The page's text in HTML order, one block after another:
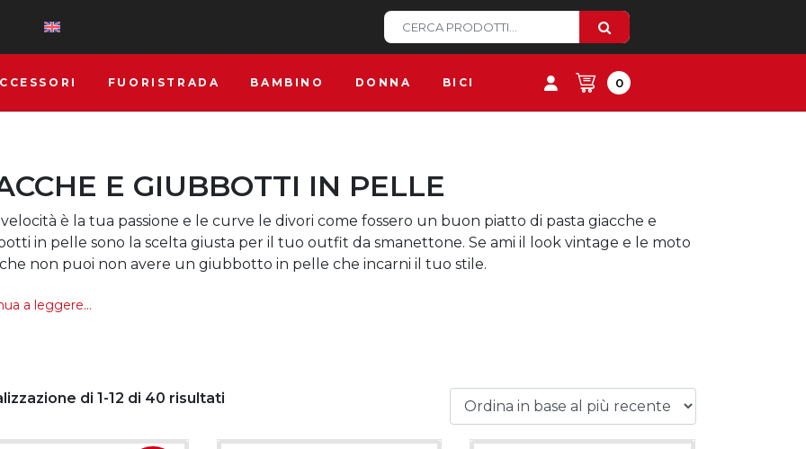
FUORISTRADA BAMBINO DONNA BICI 0
E GIUBBOTTI IN PELLE
velocità è la tua passione e le curve le divori come fossero un buon piatto di pasta giacche e
in pelle sono la scelta giusta per il tuo outfit da smanettone. Se ami il look vintage e le moto
non puoi non avere un giubbotto in pelle che incarni il tuo stile.
a leggere...
di 1-12 di 40 risultati